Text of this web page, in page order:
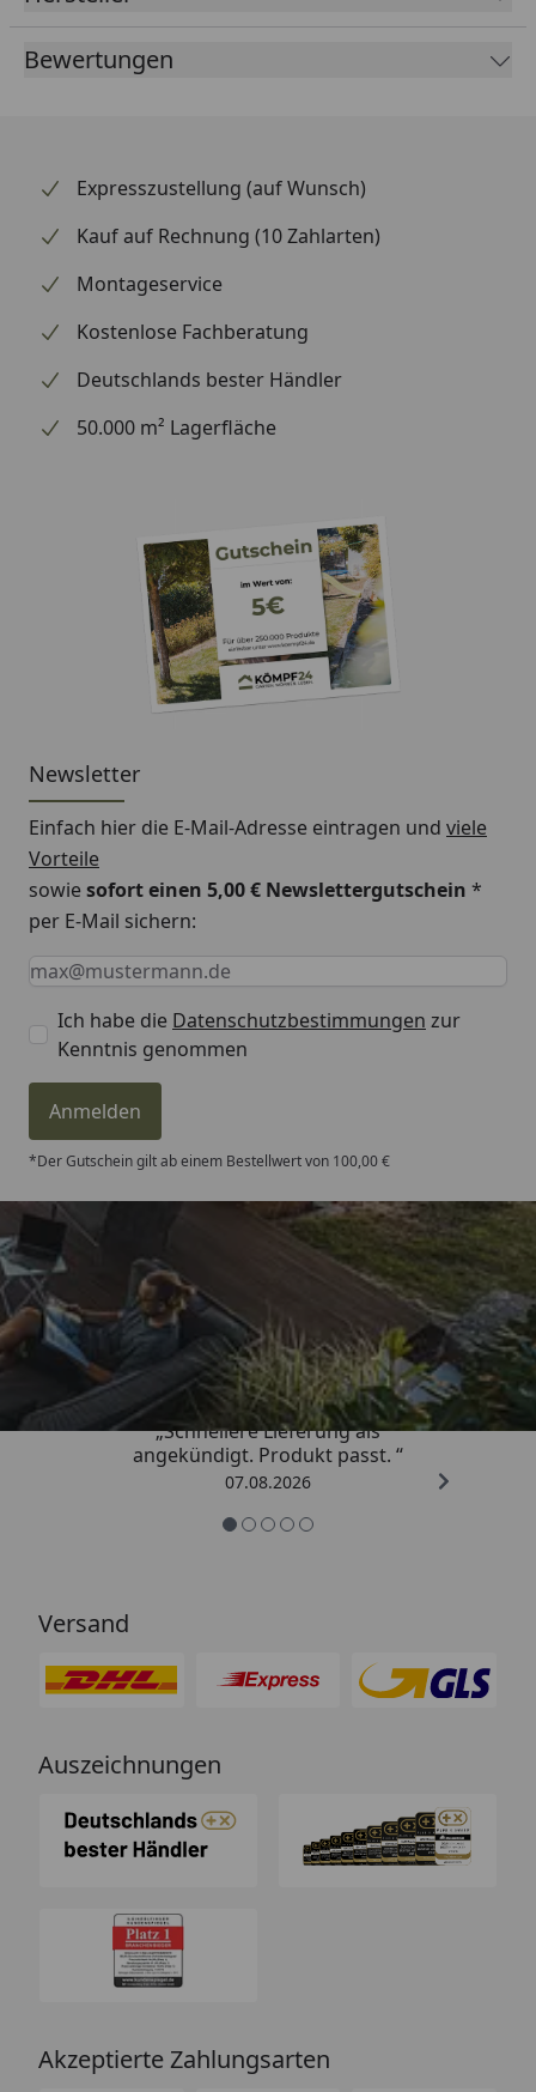
Bewertungen
Expresszustellung (auf Wunsch)
Kauf auf Rechnung (10 Zahlarten)
Montageservice
Kostenlose Fachberatung
Deutschlands bester Händler
50.000 m² Lagerfläche
Newsletter
Einfach hier die E-Mail-Adresse eintragen und viele
Vorteile
sowiesofort einen 5,00 € Newslettergutschein *
per E-Mail sichern:
Keine Eingabe erforderlich
Eingabe erforderlich
E-Mail *
Ich habe die Datenschutzbestimmungen zur
Kenntnis genommen
Anmelden
*Der Gutschein gilt ab einem Bestellwert von 100,00 €
Trusted Shops
4,81/ 5
„Schnellere Lieferung als
angekündigt. Produkt passt. “
07.08.2026
Versand
Auszeichnungen
Akzeptierte Zahlungsarten